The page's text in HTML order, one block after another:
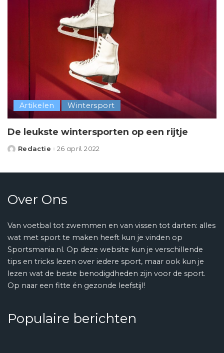
Artikelen Wintersport
De leukste wintersporten op een rijtje
Posted
Redactie 26 april 2022
Over Ons
Van voetbal tot zwemmen en van vissen tot darten: alles
wat met sport te maken heeft kun je vinden op
Sportsmania.nl. Op deze website kun je verschillende
tips en tricks lezen over iedere sport, maar ook kun je
lezen wat de beste benodigdheden zijn voor de sport.
Op naar een fitte én gezonde leefstijl!
Populaire berichten